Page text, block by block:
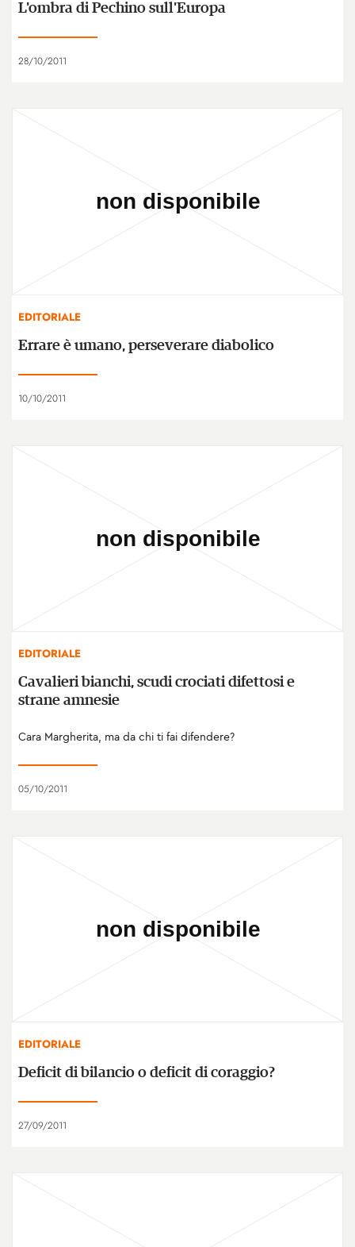
L'ombra di Pechino sull'Europa
28/10/2011
EDITORIALE
Errare è umano, perseverare diabolico
10/10/2011
EDITORIALE
Cavalieri bianchi, scudi crociati difettosi e
strane amnesie
Cara Margherita, ma da chi ti fai difendere?
05/10/2011
EDITORIALE
Deficit di bilancio o deficit di coraggio?
27/09/2011